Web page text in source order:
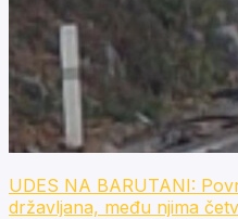
UDES NA BARUTANI:
državljana, među njima